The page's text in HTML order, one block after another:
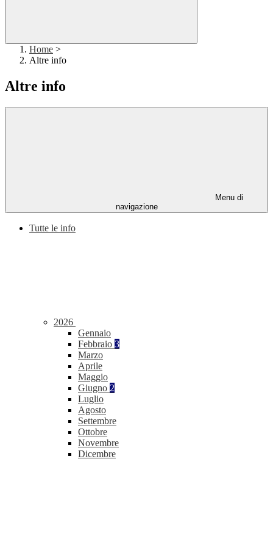
Home >
Altre info
Altre info
Menu di
navigazione
Tutte le info
2026
Gennaio
Febbraio 3
Marzo
Aprile
Maggio
Giugno 2
Luglio
Agosto
Settembre
Ottobre
Novembre
Dicembre